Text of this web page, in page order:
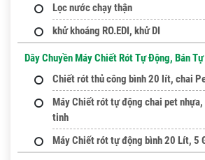
Lọc nước chạy thận
khử khoáng RO.EDI, khử DI
Dây Chuyền Máy Chiết Rót Tự Động, Bán
Chiết rót thủ công bình 20 lít, chai
Máy Chiết rót tự động chai pet
tinh
Máy Chiết rót tự động bình 20 Lít, 5